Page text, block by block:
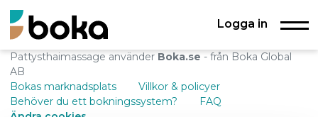
Logga in
Pattysthaimassage använder Boka.se - från Boka Global
AB
Bokas marknadsplats
Villkor & policyer
Behöver du ett bokningssystem?
FAQ